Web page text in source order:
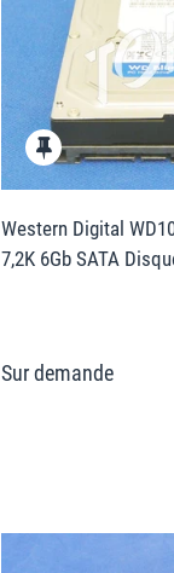
Western Digital
7,2K 6Gb SATA